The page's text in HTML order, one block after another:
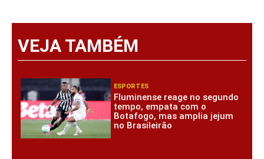
VEJA TAMBÉM
ESPORTES
Fluminense reage no segundo
tempo, empata com o
Botafogo, mas amplia jejum
no Brasileirão